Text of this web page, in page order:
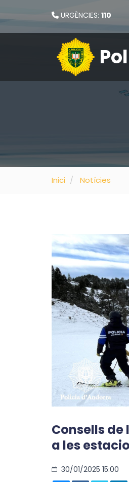
URGÈNCIES: 110
Inici Notícies
Consells
a les
30/01/2025 15:00